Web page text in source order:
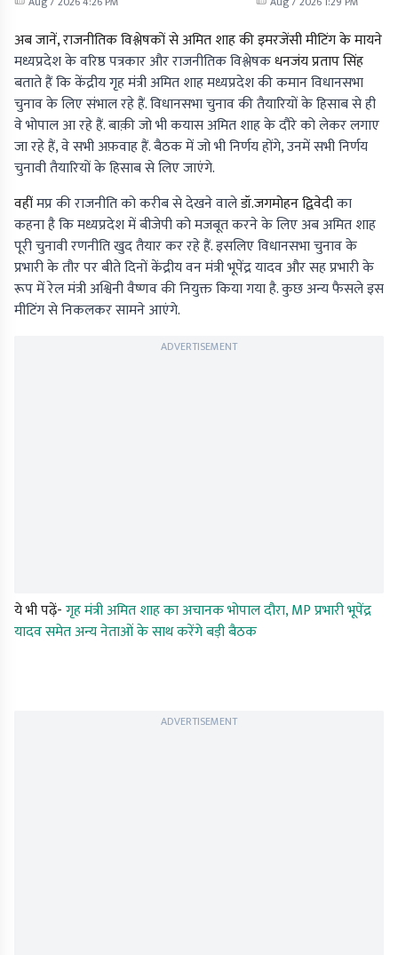
अब जानें, राजनीतिक विश्लेषकों से अमित शाह की इमरजेंसी मीटिंग के मायने
मध्यप्रदेश के वरिष्ठ पत्रकार और राजनीतिक विश्लेषकधनजंय प्रताप सिंह
बताते हैं कि केंद्रीय गृह मंत्री अमित शाह मध्यप्रदेश की कमान विधानसभा
चुनाव के लिए संभाल रहे हैं. विधानसभा चुनाव की तैयारियों के हिसाब से ही
वे भोपाल आ रहे हैं. बाक़ी जो भी कयास अमित शाह के दौरे को लेकर लगाए
जा रहे हैं, वे सभी अफ़वाह हैं. बैठक में जो भी निर्णय होंगे, उनमें सभी निर्णय
चुनावी तैयारियों के हिसाब से लिए जाएंगे.
वहींमप्र की राजनीति को करीब से देखने वालेडॉ.जगमोहन द्विवेदीका
कहना है कि मध्यप्रदेश में बीजेपी को मजबूत करने के लिए अब अमित शाह
पूरी चुनावी रणनीति खुद तैयार कर रहे हैं. इसलिए विधानसभा चुनाव के
प्रभारी के तौर पर बीते दिनों केंद्रीय वन मंत्री भूपेंद्र यादव और सह प्रभारी के
रूप में रेल मंत्री अश्विनी वैष्णव की नियुक्त किया गया है. कुछ अन्य फैसले इस
मीटिंग से निकलकर सामने आएंगे.
ADVERTISEMENT
ये भी पढ़ें-गृह मंत्री अमित शाह का अचानक भोपाल दौरा, MP प्रभारी भूपेंद्र
यादव समेत अन्य नेताओं के साथ करेंगे बड़ी बैठक
ADVERTISEMENT